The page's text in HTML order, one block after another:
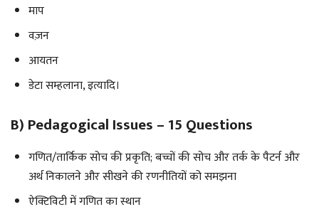
माप
वज़न
आयतन
डेटा सम्हलाना, इत्यादि।
B) Pedagogical Issues – 15 Questions
गणित/तार्किक सोच की प्रकृति; बच्चों की सोच और तर्क के पैटर्न और
अर्थ निकालने और सीखने की रणनीतियों को समझना
ऐक्टिविटी में गणित का स्थान